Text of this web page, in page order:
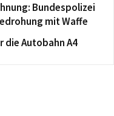
Bundespolizei
mit Waffe
die Autobahn A4